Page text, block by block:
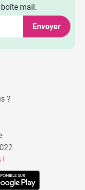
3,99 €
mail.
Envoyer
?
!